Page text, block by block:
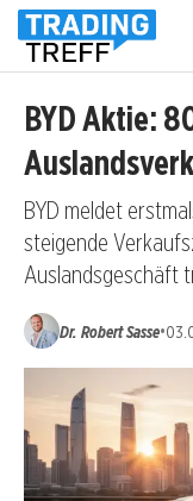
BYD Aktie:
BYD meldet
steigende
Auslandsgeschäft
Dr. Robert Sasse•